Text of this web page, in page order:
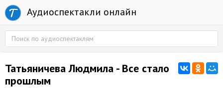
Аудиоспектакли онлайн
Татьяничева Людмила - Все стало
прошлым